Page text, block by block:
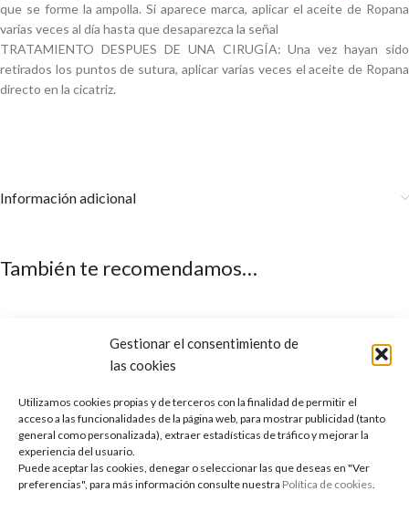
Gestionar el consentimiento de
las cookies
Utilizamos cookies propias y de terceros con la finalidad de permitir el
acceso a las funcionalidades de la página web, para mostrar publicidad (tanto
general como personalizada), extraer estadísticas de tráfico y mejorar la
experiencia del usuario.
Puede aceptar las cookies, denegar o seleccionar las que deseas en "Ver
preferencias", para más información consulte nuestra Política de cookies.
que se forme la ampolla. Si aparece marca, aplicar el aceite de Ropana
varias veces al día hasta que desaparezca la señal
TRATAMIENTO DESPUES DE UNA CIRUGÍA: Una vez hayan sido
retirados los puntos de sutura, aplicar varias veces el aceite de Ropana
directo en la cicatriz.
Información adicional
También te recomendamos…